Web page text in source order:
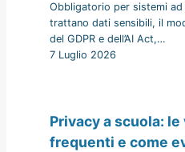
Obbligatorio per sistemi
trattano dati sensibili, il
del GDPR e dell’AI Act,…
7 Luglio 2026
Privacy a scuola:
frequenti e come